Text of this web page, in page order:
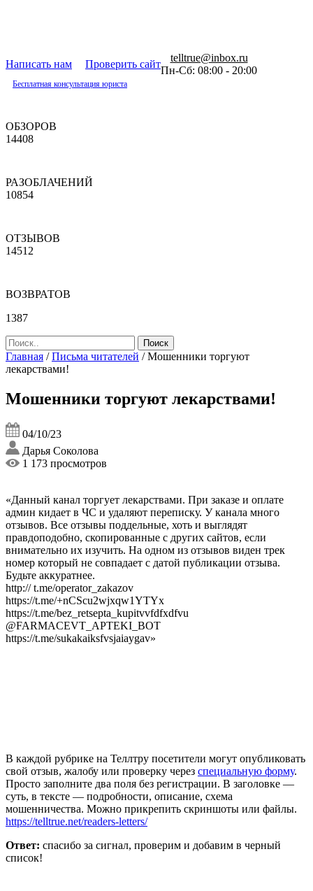
Написать нам Проверить сайт
telltrue@inbox.ru
Пн-Сб: 08:00 - 20:00
Бесплатная консультация юриста
ОБЗОРОВ
14408
РАЗОБЛАЧЕНИЙ
10854
ОТЗЫВОВ
14512
ВОЗВРАТОВ
1387
Главная /Письма читателей /Мошенники торгуют
лекарствами!
Мошенники торгуют лекарствами!
04/10/23
Дарья Соколова
1 173 просмотров
«Данный канал торгует лекарствами. При заказе и оплате
админ кидает в ЧС и удаляют переписку. У канала много
отзывов. Все отзывы поддельные, хоть и выглядят
правдоподобно, скопированные с других сайтов, если
внимательно их изучить. На одном из отзывов виден трек
номер который не совпадает с датой публикации отзыва.
Будьте аккуратнее.
http:// t.me/operator_zakazov
https://t.me/+nCScu2wjxqw1YTYx
https://t.me/bez_retsepta_kupitvvfdfxdfvu
@FARMACEVT_APTEKI_BOT
https://t.me/sukakaiksfvsjaiaygav»
В каждой рубрике на Теллтру посетители могут опубликовать
свой отзыв, жалобу или проверку через специальную форму.
Просто заполните два поля без регистрации. В заголовке —
суть, в тексте — подробности, описание, схема
мошенничества. Можно прикрепить скриншоты или файлы.
https://telltrue.net/readers-letters/
Ответ: спасибо за сигнал, проверим и добавим в черный
список!